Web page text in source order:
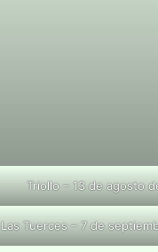
Triollo – 13 de agosto
Las Tuerces – 7 de